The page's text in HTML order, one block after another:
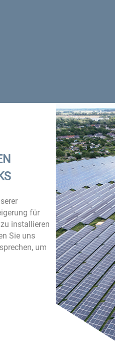
für
installieren
Sie uns
um